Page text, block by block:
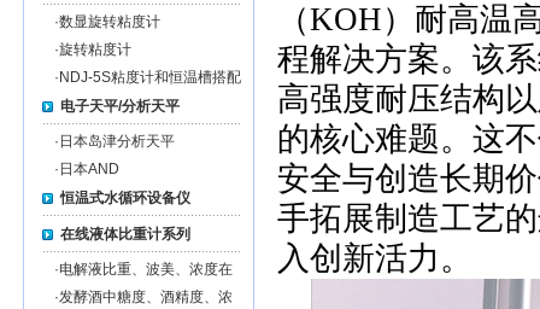
·数显旋转粘度计
·旋转粘度计
· NDJ-5S粘度计和恒温槽搭配
电子天平/分析天平
· 日本岛津分析天平
· 日本AND
恒温式水循环设备仪
在线液体比重计系列
·电解液比重、波美、浓度在
线监测仪MZ-EL-ON-LINE
·发酵酒中糖度、酒精度、浓
（KOH）耐高温
程解决方案。该
高强度耐压结构
的核心难题。这
安全与创造长期
手拓展制造工艺
入创新活力。